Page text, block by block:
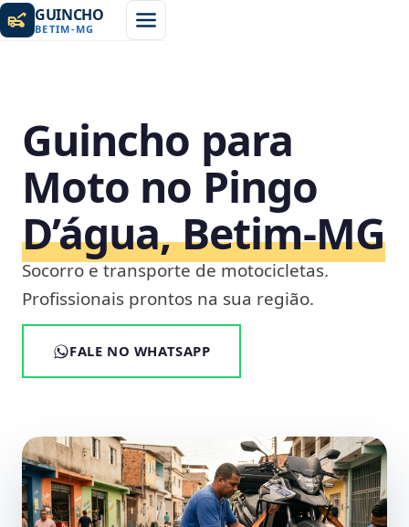
GUINCHO
BETIM-MG
Guincho para
Moto no Pingo
D’água, Betim‑MG
Socorro e transporte de motocicletas.
Profissionais prontos na sua região.
FALE NO WHATSAPP